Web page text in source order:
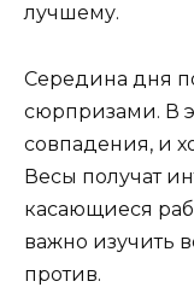
лучшему.
Середина дня
сюрпризами. В
совпадения, и
Весы получат
касающиеся
важно изучить
против.